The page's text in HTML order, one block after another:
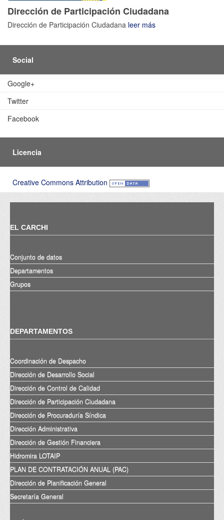
Dirección de Participación Ciudadana
Dirección de Participación Ciudadana leer más
Social
Google+
Twitter
Facebook
Licencia
Creative Commons Attribution
EL CARCHI
Conjunto de datos
Departamentos
Grupos
DEPARTAMENTOS
Coordinación de Despacho
Dirección de Desarrollo Social
Dirección de Control de Calidad
Dirección de Participación Ciudadana
Dirección de Procuraduría Síndica
Dirección Administrativa
Dirección de Gestión Financiera
Hidromira LOTAIP
PLAN DE CONTRATACIÓN ANUAL (PAC)
Dirección de Planificación General
Secretaría General